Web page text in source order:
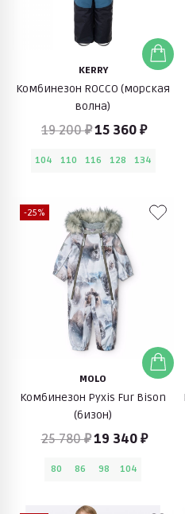
KERRY
Комбинезон ROCCO (морская
волна)
19 200 ₽15 360 ₽
104 110 116 128 134
-25%
MOLO
Комбинезон Pyxis Fur Bison
(бизон)
25 780 ₽19 340 ₽
80 86 98 104